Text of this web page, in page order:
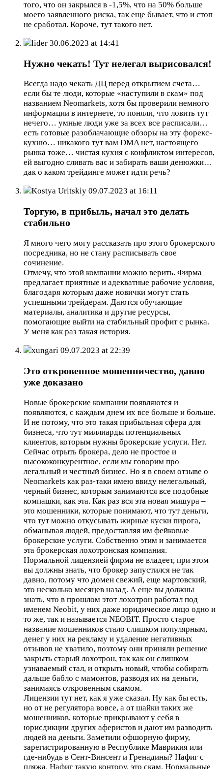
того, что он закрылся в -1,5%, что на 50% больше
моего заявленного риска, так еще бывает, что и стоп
не сработал. Короче, тут такого нет.
lider 30.06.2023 at 14:41
Нужно чекать! Тут нелегал вырисовался!
Всегда надо чекать ДЦ перед открытием счета…
если бы те люди, которые «наступили в скам» под
названием Neomarkets, хотя бы проверили немного
информации в интернете, то поняли, что ловить тут
нечего… умные люди уже за всех все расписали…
есть готовые разоблачающие обзоры на эту форекс-
кухню… никакого тут вам DMA нет, настоящего
рынка тоже… чистая кухня с конфликтом интересов,
ей выгодно сливать вас и забирать ваши денюжки…
дак о каком трейдинге может идти речь?
Kostya Uritskiy 09.07.2023 at 16:11
Торгую, в прибыль, начал это делать
стабильно
Я много чего могу рассказать про этого брокерского
посредника, но не стану расписывать свое
сочинение.
Отмечу, что этой компании можно верить. Фирма
предлагает приятные и адекватные рабочие условия,
благодаря которым даже новички могут стать
успешными трейдерам. Даются обучающие
материалы, аналитика и другие ресурсы,
помогающие выйти на стабильный профит с рынка.
У меня как раз такая история.
xungari 09.07.2023 at 22:39
Это откровенное мошенничество, давно
уже доказано
Новые брокерские компании появляются и
появляются, с каждым днем их все больше и больше.
И не потому, что это такая прибыльная сфера для
бизнеса, что тут миллиарды потенциальных
клиентов, которым нужны брокерские услуги. Нет.
Сейчас отрыть брокера, дело не простое и
высококонкурентное, если мы говорим про
легальный и честный бизнес. Но я в своем отзыве о
Neomarkets как раз-таки имею ввиду нелегальный,
черный бизнес, которым занимаются все подобные
компашки, как эта. Как раз вся эта новая мишура –
это мошенники, которые понимают, что тут деньги,
что тут можно откусывать жирные куски пирога,
обманывая людей, предоставляя им фейковые
брокерские услуги. Собственно этим и занимается
эта брокерская лохотронская компания.
Нормальной лицензией фирма не владеет, при этом
вы должны знать, что брокер запустился не так
давно, потому что домен свежий, еще мартовский,
это несколько месяцев назад. А еще вы должны
знать, что в прошлом этот лохотрон работал под
именем Neobit, у них даже юридическое лицо одно и
то же, так и называется NEOBIT. Просто старое
название мошенников стало слишком популярным,
денег у них на рекламу и удаление негативных
отзывов не хватило, поэтому они приняли решение
закрыть старый лохотрон, так как он слишком
узнаваемый стал, и открыть новый, чтобы собирать
дальше бабло с мамонтов, разводя их на деньги,
занимаясь откровенным скамом.
Лицензии тут нет, как я уже сказал. Ну как бы есть,
но от не регулятора вовсе, а от шайки таких же
мошенников, которые прикрывают у себя в
юрисдикции других аферистов и дают им разводить
людей на деньги. Заметили офшорную фирму,
зарегистрированную в Республике Маврикия или
где-нибудь в Сент-Винсент и Гренадины? Нафиг с
пляжа. Нафиг такую контору, это скам. Нормальные